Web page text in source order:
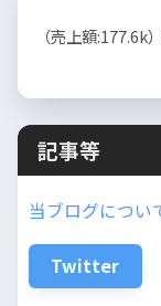
（売上額
記事等
当ブログについ
Twitter